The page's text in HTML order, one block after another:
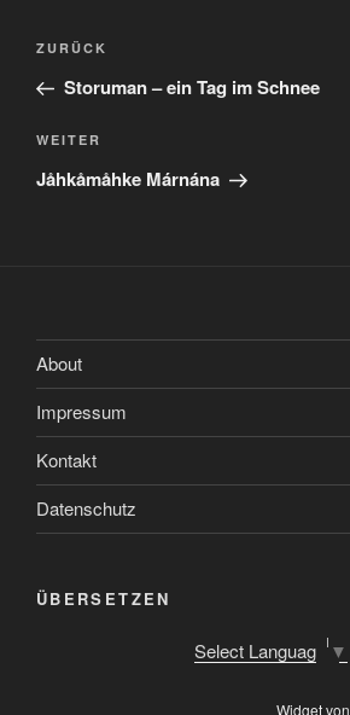
Beitragsnavigation
Vorheriger
Beitrag
ZURÜCK
Storuman – ein Tag im Schnee
Nächster
Beitrag
WEITER
Jåhkåmåhke Márnána
About
Impressum
Kontakt
Datenschutz
ÜBERSETZEN
Select Language ▼
Widget von